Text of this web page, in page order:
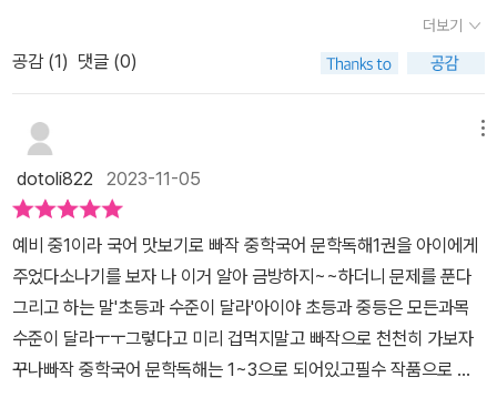
입했답니다!!빠작 중등 국어 좋은 줄은 이미 알기에집에 <빠작 문학x
비문학> 문제집도 새것..인 상태도 있는데요^^;빠작 중등국어 문학을
먼저 끝냈으니고전문학독해와 문학x비문학을 동시에 진행하며차근
차근 공부할 수 있도록 독려하겠습니다​국어 문학, 비문학 독해 무슨
되는빠작 중등국어 시리즈로 꾸준히 공부한다면수능대비도 차근차근
할 수 있으니강추해요!!​2024년 국어공부도 빠작과 함께!
더보기
공감 (1) 댓글 (0)
dotoli822 2023-11-05
예비 중1이라 국어 맛보기로 빠작 중학국어 문학독해1권을 아이에게
주었다소나기를 보자 나 이거 알아 금방하지~~하더니 문제를 푼다
그리고 하는 말'초등과 수준이 달라'아이야 초등과 중등은 모든과목
수준이 달라ㅜㅜ그렇다고 미리 겁먹지말고 빠작으로 천천히 가보자
꾸나빠작 중학국어 문학독해는 1~3으로 되어있고필수 작품으로 문